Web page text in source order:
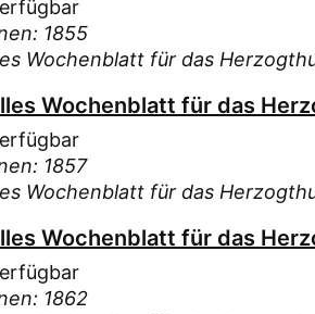
1855
Wochenblatt für das
Wochenblatt für das
1857
Wochenblatt für das
Wochenblatt für das
1862